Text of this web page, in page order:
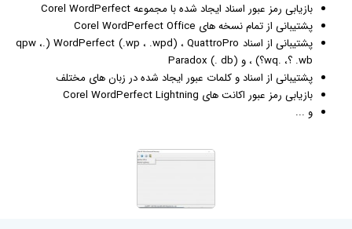
بازیابی رمز عبور اسناد ایجاد شده با مجموعه Corel WordPerfect
پشتیبانی از تمام نسخه های Corel WordPerfect Office
پشتیبانی از اسناد WordPerfect (.wp ، .wpd) ، QuattroPro (.qpw ،
.wb ؟، .wq؟) ، و Paradox (. db)
پشتیبانی از اسناد و کلمات عبور ایجاد شده در زبان های مختلف
بازیابی رمز عبور اکانت های Corel WordPerfect Lightning
و ...